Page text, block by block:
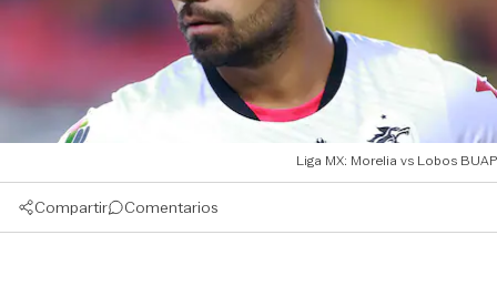
Liga MX: Morelia vs Lobos BUAP
Compartir Comentarios